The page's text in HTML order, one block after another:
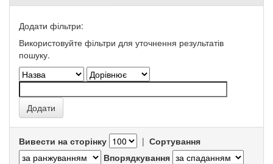
Додати фільтри:
Використовуйте фільтри для уточнення результатів
пошуку.
Вивести на сторінку | Сортування
Впорядкування